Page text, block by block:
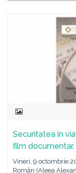
Securitatea în
film
Vineri, 9 octombrie
Român (Aleea